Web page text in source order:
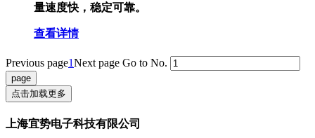
量速度快，稳定可靠。
查看详情
Previous page1Next page Go to No.
点击加载更多
上海宜势电子科技有限公司